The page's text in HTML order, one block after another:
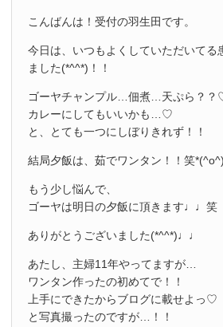
こんばんは！受付の羽生田です。
今日は、いつもよくしていただいてる
ました(*^^*)！！
ゴーヤチャンプル…佃煮…天ぷら？
カレーにしてもいいかも…♡
と、とても一つにしぼりきれず！！
結局夕飯は、茹でワンタン！！笑
もう少し悩んで、
ゴーヤは明日の夕飯に頂きます♩♩笑
ありがとうございました(*^^*)♩♩
あたし、主婦11年やってますが…
ワンタン作ったの初めてで！！
上手にできたからブログに載せよっ♡
と写真撮ったのですが…！！